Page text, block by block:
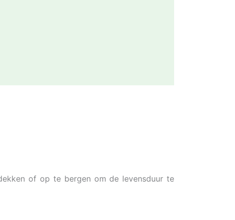
of op te bergen om de levensduur te